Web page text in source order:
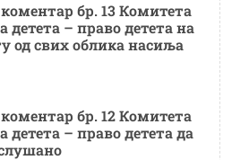
бр. 13 Комитета
детета – право детета на
од свих облика насиља
бр. 12 Комитета
детета – право детета да